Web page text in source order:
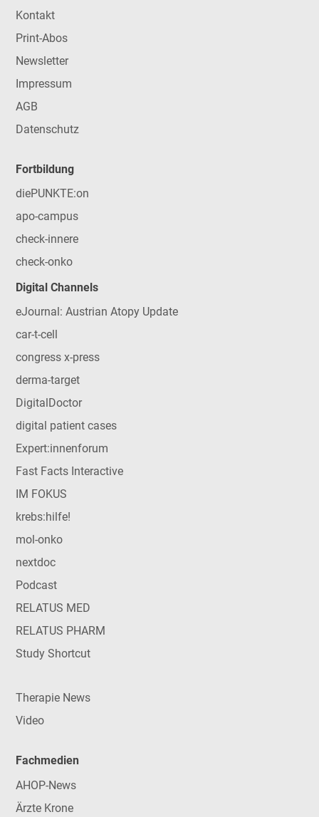
Kontakt
Print-Abos
Newsletter
Impressum
AGB
Datenschutz
Fortbildung
diePUNKTE:on
apo-campus
check-innere
check-onko
Digital Channels
eJournal: Austrian Atopy Update
car-t-cell
congress x-press
derma-target
DigitalDoctor
digital patient cases
Expert:innenforum
Fast Facts Interactive
IM FOKUS
krebs:hilfe!
mol-onko
nextdoc
Podcast
RELATUS MED
RELATUS PHARM
Study Shortcut
Therapie News
Video
Fachmedien
AHOP-News
Ärzte Krone